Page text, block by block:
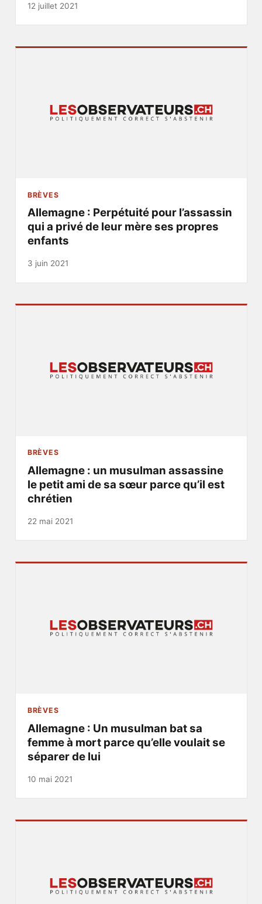
12 juillet 2021
BRÈVES
Allemagne : Perpétuité pour l’assassin
qui a privé de leur mère ses propres
enfants
3 juin 2021
BRÈVES
Allemagne : un musulman assassine
le petit ami de sa sœur parce qu’il est
chrétien
22 mai 2021
BRÈVES
Allemagne : Un musulman bat sa
femme à mort parce qu’elle voulait se
séparer de lui
10 mai 2021